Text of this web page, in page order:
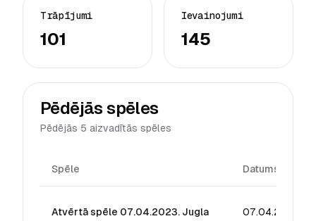
Trāpījumi
101
Ievainojumi
145
Pēdējās spēles
Pēdējās 5 aizvadītās spēles
Spēle Datums
Atvērtā spēle 07.04.2023. Jugla 07.04.2024